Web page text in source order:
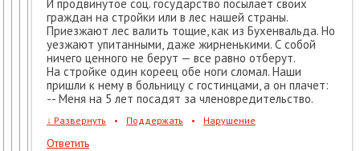
И продвинутое соц. государство посылает своих
граждан на стройки или в лес нашей страны.
Приезжают лес валить тощие, как из Бухенвальда. Но
уезжают упитанными, даже жирненькими. С собой
ничего ценного не берут — все равно отберут.
На стройке один кореец обе ноги сломал. Наши
пришли к нему в больницу с гостинцами, а он плачет:
-- Меня на 5 лет посадят за членовредительство.
↓ Развернуть • Поддержать • Нарушение
Ответить